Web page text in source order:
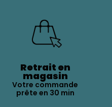
Retrait en
magasin
Votre commande
prête en 30 min